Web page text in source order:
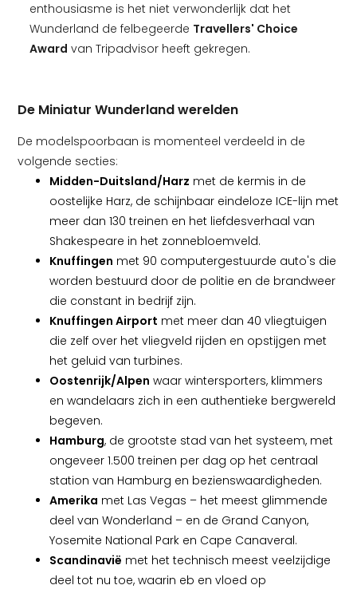
enthousiasme is het niet verwonderlijk dat het
Wunderland de felbegeerde Travellers' Choice
Award van Tripadvisor heeft gekregen.
De Miniatur Wunderland werelden
De modelspoorbaan is momenteel verdeeld in de
volgende secties:
Midden-Duitsland/Harz met de kermis in de
oostelijke Harz, de schijnbaar eindeloze ICE-lijn met
meer dan 130 treinen en het liefdesverhaal van
Shakespeare in het zonnebloemveld.
Knuffingen met 90 computergestuurde auto's die
worden bestuurd door de politie en de brandweer
die constant in bedrijf zijn.
Knuffingen Airport met meer dan 40 vliegtuigen
die zelf over het vliegveld rijden en opstijgen met
het geluid van turbines.
Oostenrijk/Alpen waar wintersporters, klimmers
en wandelaars zich in een authentieke bergwereld
begeven.
Hamburg, de grootste stad van het systeem, met
ongeveer 1.500 treinen per dag op het centraal
station van Hamburg en bezienswaardigheden.
Amerika met Las Vegas – het meest glimmende
deel van Wonderland – en de Grand Canyon,
Yosemite National Park en Cape Canaveral.
Scandinavië met het technisch meest veelzijdige
deel tot nu toe, waarin eb en vloed op